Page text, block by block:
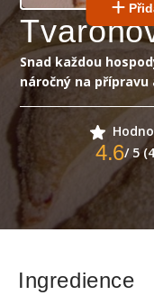
Snad každou
náročný na
4.6/ 5
Ingredience